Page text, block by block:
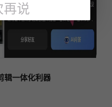
辑一体化利器
再说